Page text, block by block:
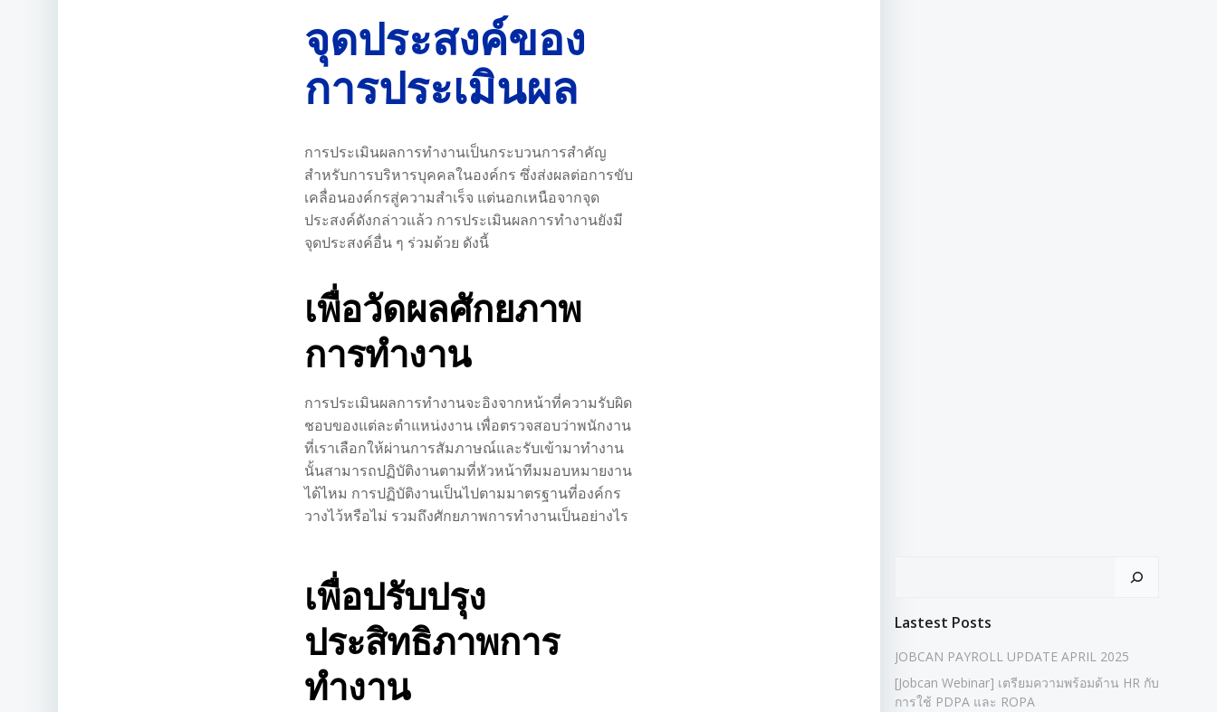
จุดประสงค์ของ
การประเมินผล
การประเมินผลการทำงานเป็นกระบวนการสำคัญ
สำหรับการบริหารบุคคลในองค์กร ซึ่งส่งผลต่อการขับ
เคลื่อนองค์กรสู่ความสำเร็จ แต่นอกเหนือจากจุด
ประสงค์ดังกล่าวแล้ว การประเมินผลการทำงานยังมี
จุดประสงค์อื่น ๆ ร่วมด้วย ดังนี้
เพื่อวัดผลศักยภาพ
การทำงาน
การประเมินผลการทำงานจะอิงจากหน้าที่ความรับผิด
ชอบของแต่ละตำแหน่งงาน เพื่อตรวจสอบว่าพนักงาน
ที่เราเลือกให้ผ่านการสัมภาษณ์และรับเข้ามาทำงาน
นั้นสามารถปฏิบัติงานตามที่หัวหน้าทีมมอบหมายงาน
ได้ไหม การปฏิบัติงานเป็นไปตามมาตรฐานที่องค์กร
วางไว้หรือไม่ รวมถึงศักยภาพการทำงานเป็นอย่างไร
เพื่อปรับปรุง
ประสิทธิภาพการ
ทำงาน
Lastest Posts
JOBCAN PAYROLL UPDATE APRIL 2025
[Jobcan Webinar] เตรียมความพร้อมด้าน HR กับ
การใช้ PDPA และ ROPA